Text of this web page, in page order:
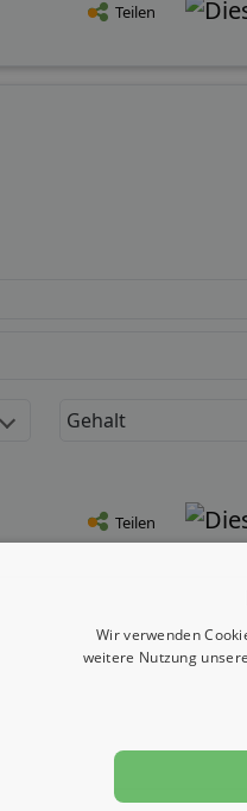
Teilen
Gehalt
Teilen
Wir verwenden
weitere Nutzung